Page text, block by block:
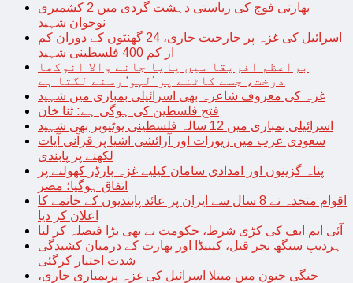
بھارتی فوج کی ریاستی دہشت گردی میں 2 کشمیری
نوجوان شہید
اسرائیل کی غزہ پر جارحیت جاری، 24 گھنٹوں کے دوران کم
از کم 400 فلسطینی شہید
براعظم افریقا میں پایا جانے والا انوکھا
درخت، جسے کاٹنے پر ’لہو‘ رسنے لگتا ہے
غزہ کی معروف شاعرہ بھی اسرائیلی بمباری میں شہید
فتح فلسطین کی ہوگی ہے: ثنا خان
اسرائیلی بمباری میں 12 سالہ فلسطینی یوٹیوبر بھی شہید
سعودی عرب میں زیورات اور آرائشی اشیا پر قرآنی آیات
لکھنے پر پابندی
پناہ گزینوں اور امدادی سامان کیلیے غزہ بارڈر کھولنے پر
اتفاق ہوگیا؛ مصر
اقوام متحدہ نے 8 سال سے ایران پر عائد پابندیوں کے خاتمے کا
اعلان کر دیا
آئی ایم ایف کی کڑی شرط، حکومت نے بھی بڑا فیصلہ کر لیا
ہردیپ سنگھ نجر قتل، کینیڈا اور بھارت کے درمیان کشیدگی
شدت اختیار کرگئی
جنگی جنون میں مبتلا اسرائیل کی غزہ پربمباری جاری،